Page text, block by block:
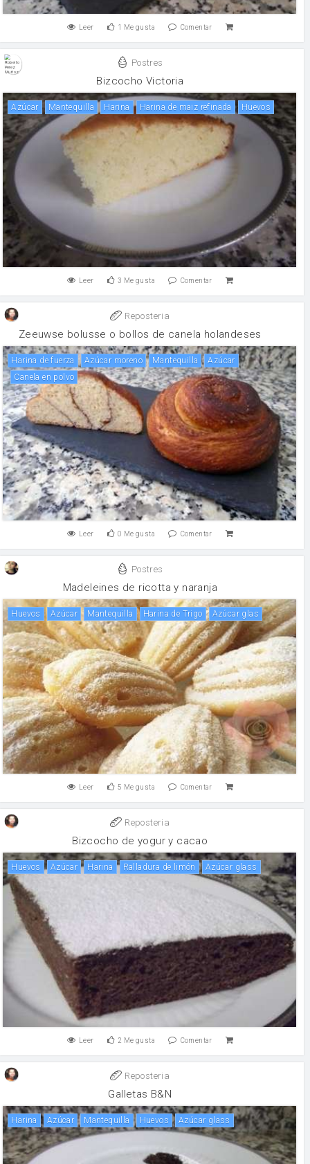
Leer 1 Me gusta Comentar
Postres
Bizcocho Victoria
Azúcar mantequilla harina Harina de maiz refinada huevos
Leer 3 Me gusta Comentar
Reposteria
Zeeuwse bolusse o bollos de canela holandeses
harina de fuerza Azúcar moreno mantequilla
Azúcar
canela en polvo
Leer 0 Me gusta Comentar
Postres
Madeleines de ricotta y naranja
huevos Azúcar mantequilla Harina de Trigo azúcar glas
Leer 5 Me gusta Comentar
Reposteria
Bizcocho de yogur y cacao
huevos Azúcar harina ralladura de limón Azúcar glass
Leer 2 Me gusta Comentar
Reposteria
Galletas B&N
harina Azúcar mantequilla huevos Azúcar glass